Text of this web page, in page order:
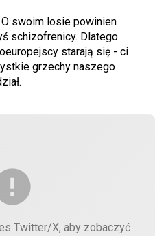
swoim losie powinien
schizofrenicy. Dlatego
starają się - ci
grzechy naszego
Twitter/X, aby zobaczyć